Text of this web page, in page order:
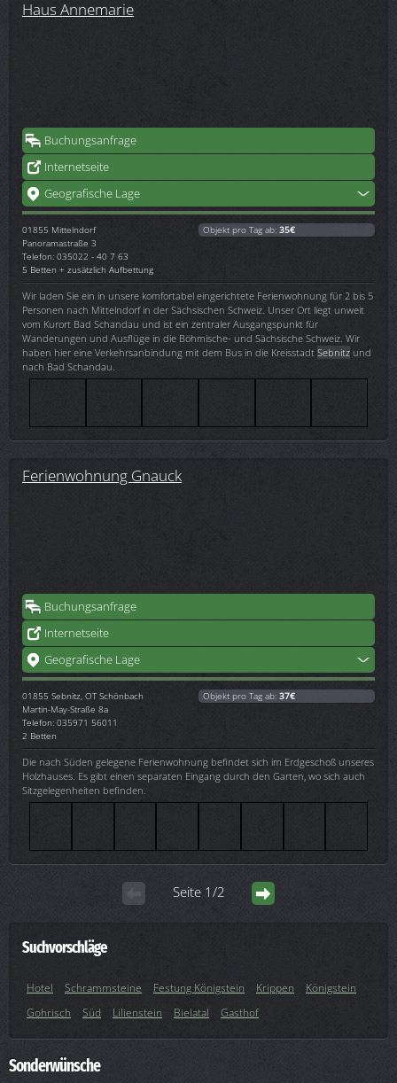
Haus Annemarie
Buchungsanfrage
Internetseite
Geografische Lage
01855 Mittelndorf
Panoramastraße 3
Telefon: 035022 - 40 7 63
5 Betten + zusätzlich Aufbettung
Objekt pro Tag ab: 35€
Wir laden Sie ein in unsere komfortabel eingerichtete Ferienwohnung für 2 bis 5
Personen nach Mittelndorf in der Sächsischen Schweiz. Unser Ort liegt unweit
vom Kurort Bad Schandau und ist ein zentraler Ausgangspunkt für
Wanderungen und Ausflüge in die Böhmische- und Sächsische Schweiz. Wir
haben hier eine Verkehrsanbindung mit dem Bus in die Kreisstadt Sebnitz und
nach Bad Schandau.
Ferienwohnung Gnauck
Buchungsanfrage
Internetseite
Geografische Lage
01855 Sebnitz, OT Schönbach
Martin-May-Straße 8a
Telefon: 035971 56011
2 Betten
Objekt pro Tag ab: 37€
Die nach Süden gelegene Ferienwohnung befindet sich im Erdgeschoß unseres
Holzhauses. Es gibt einen separaten Eingang durch den Garten, wo sich auch
Sitzgelegenheiten befinden.
Seite 1/2
Suchvorschläge
Hotel Schrammsteine Festung Königstein Krippen
Königstein
Gohrisch
Süd Lilienstein Bielatal Gasthof
Sonderwünsche